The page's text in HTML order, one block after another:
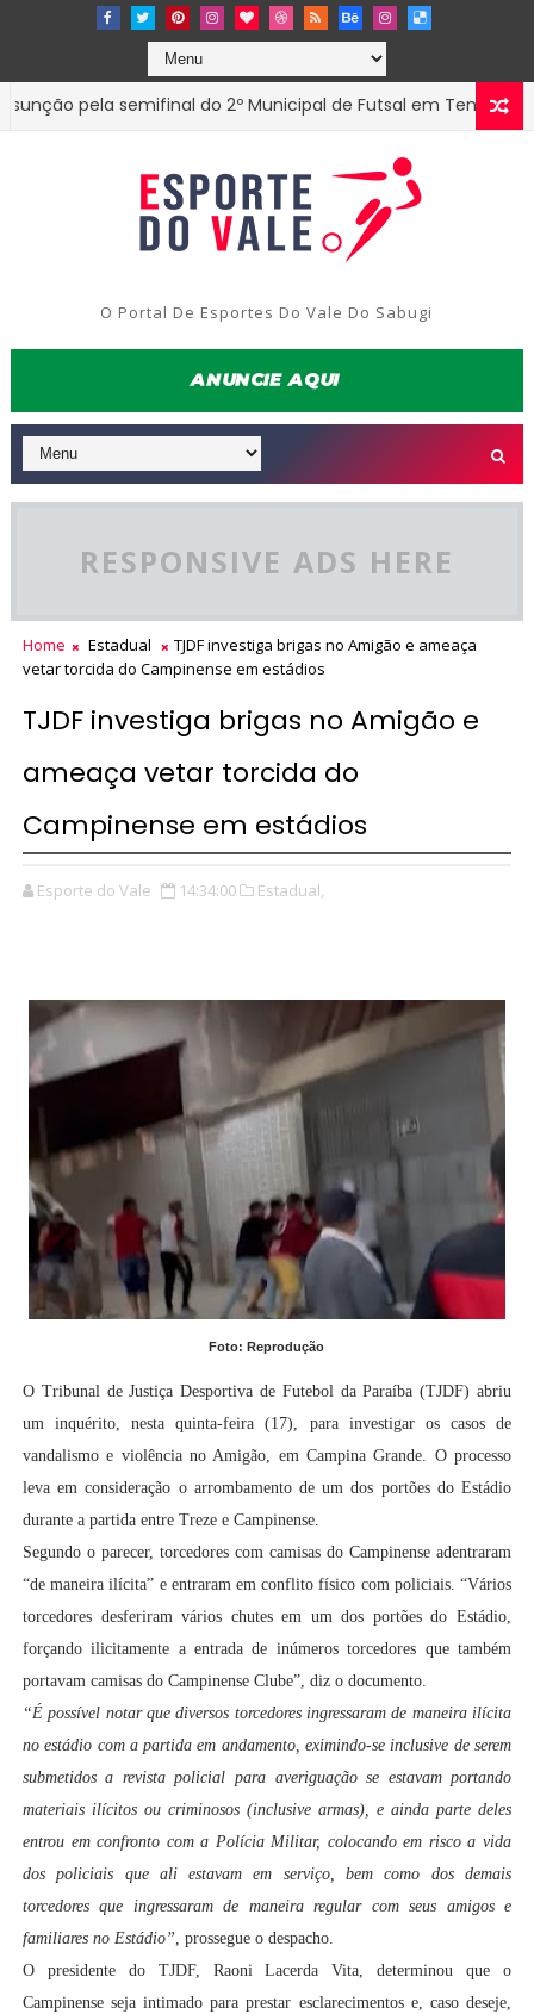
pela semifinal do 2º Municipal de Futsal em Tenório-PB
O Portal De Esportes Do Vale Do Sabugi
RESPONSIVE ADS HERE
Home Estadual
TJDF investiga brigas no Amigão e ameaça
vetar torcida do Campinense em estádios
TJDF investiga brigas no Amigão e
ameaça vetar torcida do
Campinense em estádios
Esporte do Vale 14:34:00 Estadual,
Foto: Reprodução
O Tribunal de Justiça Desportiva de Futebol da Paraíba (TJDF) abriu
um inquérito, nesta quinta-feira (17), para investigar os casos de
vandalismo e violência no Amigão, em Campina Grande. O processo
leva em consideração o arrombamento de um dos portões do Estádio
durante a partida entre Treze e Campinense.
Segundo o parecer, torcedores com camisas do Campinense adentraram
“de maneira ilícita” e entraram em conflito físico com policiais. “Vários
torcedores desferiram vários chutes em um dos portões do Estádio,
forçando ilicitamente a entrada de inúmeros torcedores que também
portavam camisas do Campinense Clube”, diz o documento.
“É possível notar que diversos torcedores ingressaram de maneira ilícita
no estádio com a partida em andamento, eximindo-se inclusive de serem
submetidos a revista policial para averiguação se estavam portando
materiais ilícitos ou criminosos (inclusive armas), e ainda parte deles
entrou em confronto com a Polícia Militar, colocando em risco a vida
dos policiais que ali estavam em serviço, bem como dos demais
torcedores que ingressaram de maneira regular com seus amigos e
familiares no Estádio”, prossegue o despacho.
O presidente do TJDF, Raoni Lacerda Vita, determinou que o
Campinense seja intimado para prestar esclarecimentos e, caso deseje,